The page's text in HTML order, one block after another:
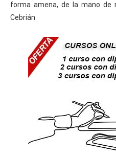
forma amena, de la mano de
Cebrián